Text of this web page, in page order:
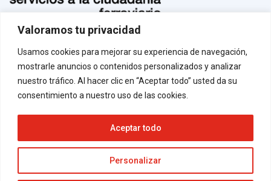
Valoramos tu privacidad
Usamos cookies para mejorar su experiencia de navegación,
mostrarle anuncios o contenidos personalizados y analizar
nuestro tráfico. Al hacer clic en “Aceptar todo” usted da su
consentimiento a nuestro uso de las cookies.
Personalizar
Aceptar todo
Normas de uso
Aviso legal
Política de privacidad
Política de cookies
Contacto
| Funciona gracias a